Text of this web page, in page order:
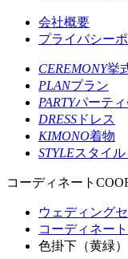
会社概要
プライバシー
CEREMONY挙
PLANプラン
PARTYパーテ
DRESS ドレス
KIMONO着物
STYLEスタイ
コーディネート
ウェディング
コーディネート
色掛下（黄緑）